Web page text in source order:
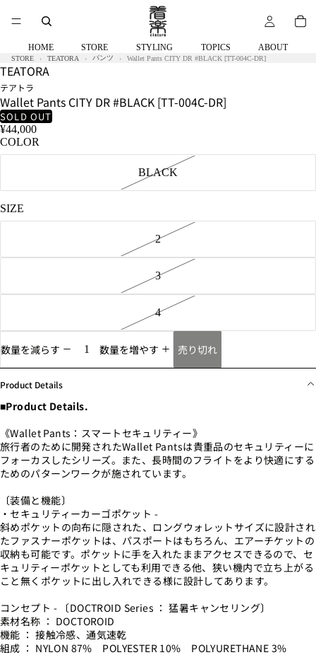
HOME STORE STYLING TOPICS ABOUT
STORE TEATORA パンツ Wallet Pants CITY DR #BLACK [TT-004C-DR]
TEATORA
テアトラ
Wallet Pants CITY DR #BLACK [TT-004C-DR]
SOLD OUT
¥44,000
COLOR
BLACK
SIZE
2
3
4
数量を減らす 数量を増やす 売り切れ
Product Details
■Product Details.
《Wallet Pants：スマートセキュリティー》
旅行者のために開発されたWallet Pantsは貴重品のセキュリティーに
フォーカスしたシリーズ。また、長時間のフライトをより快適にする
ためのパターンワークが施されています。
〔装備と機能〕
・セキュリティーカーゴポケット -
斜めポケットの向布に隠された、ロングウォレットサイズに設計され
たファスナーポケットは、パスポートはもちろん、エアーチケットの
収納も可能です。ポケットに手を入れたままアクセスできるので、セ
キュリティーポケットとしても利用できる他、狭い機内で立ち上がる
こと無くポケットに出し入れできる様に設計してあります。
コンセプト - 〔DOCTROID Series ： 猛暑キャンセリング〕
素材名称 ： DOCTOROID
機能 ： 接触冷感、通気速乾
組成 ： NYLON 87% POLYESTER 10% POLYURETHANE 3%